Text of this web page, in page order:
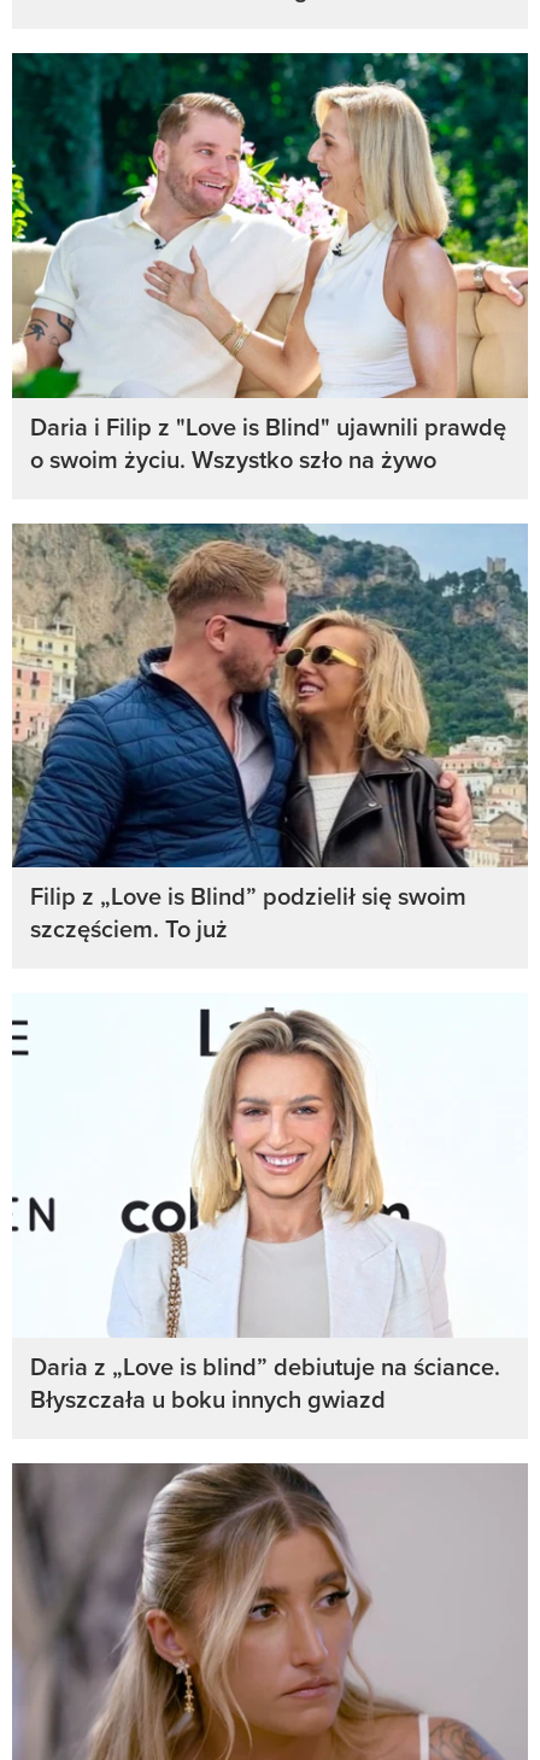
Daria i Filip z "Love is Blind" ujawnili prawdę
o swoim życiu. Wszystko szło na żywo
Filip z „Love is Blind” podzielił się swoim
szczęściem. To już
Daria z „Love is blind” debiutuje na ściance.
Błyszczała u boku innych gwiazd